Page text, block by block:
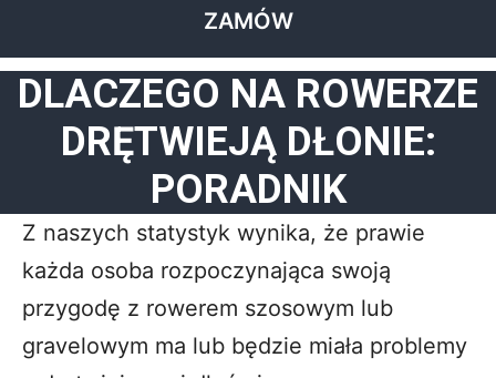
ZAMÓW
DLACZEGO NA ROWERZE
DRĘTWIEJĄ DŁONIE:
PORADNIK
Z naszych statystyk wynika, że prawie
każda osoba rozpoczynająca swoją
przygodę z rowerem szosowym lub
gravelowym ma lub będzie miała problemy